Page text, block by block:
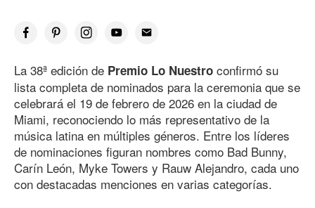
La 38ª edición de Premio Lo Nuestro confirmó su
lista completa de nominados para la ceremonia que se
celebrará el 19 de febrero de 2026 en la ciudad de
Miami, reconociendo lo más representativo de la
música latina en múltiples géneros. Entre los líderes
de nominaciones figuran nombres como Bad Bunny,
Carín León, Myke Towers y Rauw Alejandro, cada uno
con destacadas menciones en varias categorías.